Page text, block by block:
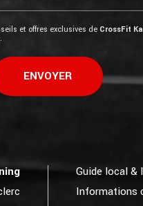
et offres exclusives de CrossFit
.
Guide local &
Informations